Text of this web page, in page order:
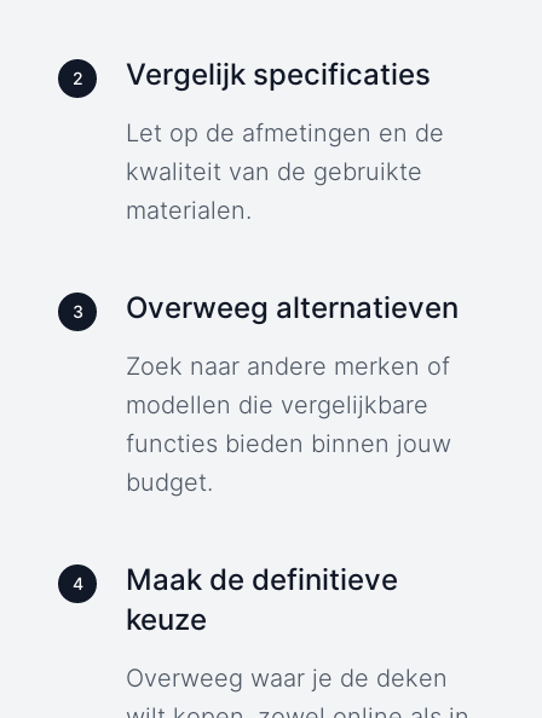
2 Vergelijk specificaties
Let op de afmetingen en de
kwaliteit van de gebruikte
materialen.
3 Overweeg alternatieven
Zoek naar andere merken of
modellen die vergelijkbare
functies bieden binnen jouw
budget.
4
Maak de definitieve
keuze
Overweeg waar je de deken